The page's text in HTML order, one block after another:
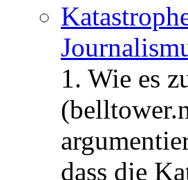
1. Wie es
dass die